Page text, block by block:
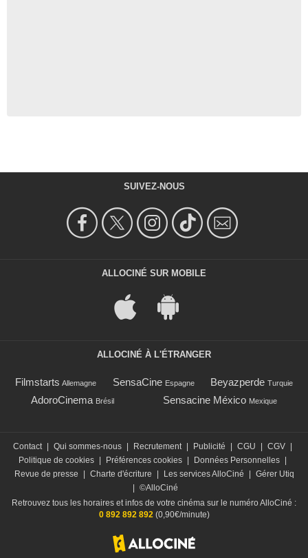
SUIVEZ-NOUS
ALLOCINÉ SUR MOBILE
ALLOCINÉ À L'ÉTRANGER
Filmstarts Allemagne SensaCine Espagne Beyazperde Turquie
AdoroCinema Brésil Sensacine México Mexique
Contact | Qui sommes-nous | Recrutement | Publicité | CGU | CGV |
Politique de cookies | Préférences cookies | Données Personnelles |
Revue de presse
| Charte d'écriture | Les services AlloCiné | Gérer Utiq
| ©AlloCiné
Retrouvez tous les horaires et infos de votre cinéma sur le numéro AlloCiné :
0 892 892 892 (0,90€/minute)